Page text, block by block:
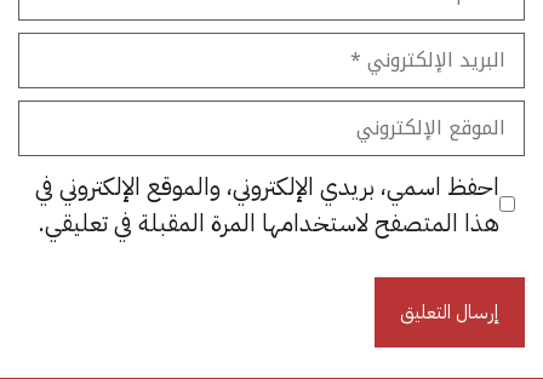
البريد
الإلكتروني
الموقع
الإلكتروني
احفظ اسمي، بريدي الإلكتروني، والموقع الإلكتروني في
هذا المتصفح لاستخدامها المرة المقبلة في تعليقي.